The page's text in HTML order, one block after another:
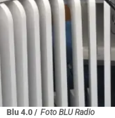
Blu 4.0 / Foto BLU Radio